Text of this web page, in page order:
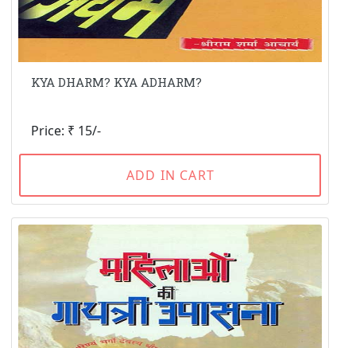
KYA DHARM? KYA ADHARM?
Price: ₹ 15/-
ADD IN CART